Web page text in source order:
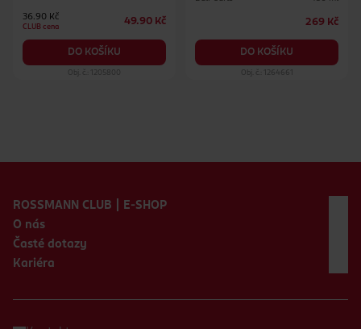
36.90 Kč
CLUB cena
49.90 Kč
DO KOŠÍKU
Obj. č.: 1205800
269 Kč
DO KOŠÍKU
Obj. č.: 1264661
ROSSMANN CLUB | E-SHOP
O nás
Časté dotazy
Kariéra